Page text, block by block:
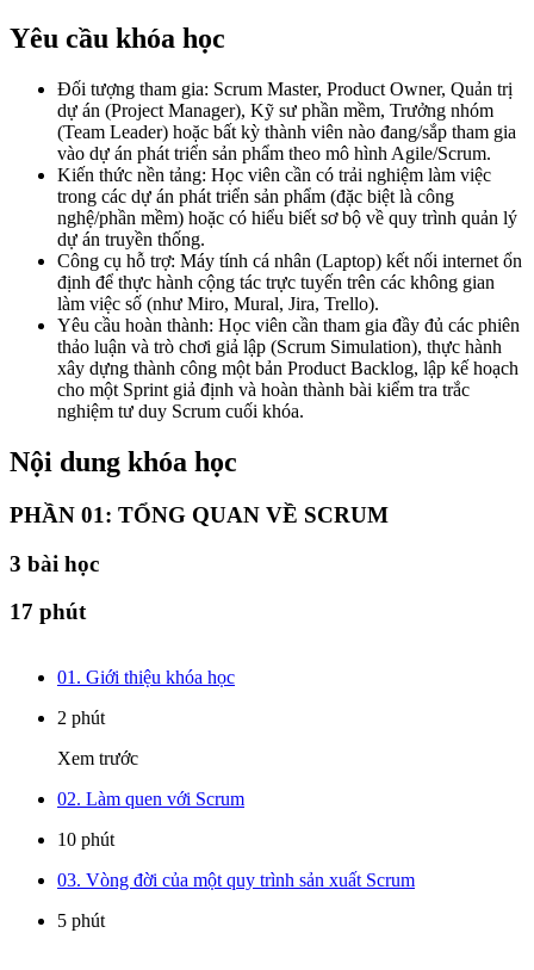
Yêu cầu khóa học
Đối tượng tham gia: Scrum Master, Product Owner, Quản trị
dự án (Project Manager), Kỹ sư phần mềm, Trưởng nhóm
(Team Leader) hoặc bất kỳ thành viên nào đang/sắp tham gia
vào dự án phát triển sản phẩm theo mô hình Agile/Scrum.
Kiến thức nền tảng: Học viên cần có trải nghiệm làm việc
trong các dự án phát triển sản phẩm (đặc biệt là công
nghệ/phần mềm) hoặc có hiểu biết sơ bộ về quy trình quản lý
dự án truyền thống.
Công cụ hỗ trợ: Máy tính cá nhân (Laptop) kết nối internet ổn
định để thực hành cộng tác trực tuyến trên các không gian
làm việc số (như Miro, Mural, Jira, Trello).
Yêu cầu hoàn thành: Học viên cần tham gia đầy đủ các phiên
thảo luận và trò chơi giả lập (Scrum Simulation), thực hành
xây dựng thành công một bản Product Backlog, lập kế hoạch
cho một Sprint giả định và hoàn thành bài kiểm tra trắc
nghiệm tư duy Scrum cuối khóa.
Nội dung khóa học
PHẦN 01: TỔNG QUAN VỀ SCRUM
3 bài học
17 phút
01. Giới thiệu khóa học
2 phút
Xem trước
02. Làm quen với Scrum
10 phút
03. Vòng đời của một quy trình sản xuất Scrum
5 phút